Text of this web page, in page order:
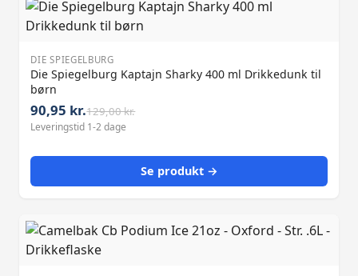
DIE SPIEGELBURG
Die Spiegelburg Kaptajn Sharky 400 ml Drikkedunk til
børn
90,95 kr.129,00 kr.
Leveringstid 1-2 dage
Se produkt →